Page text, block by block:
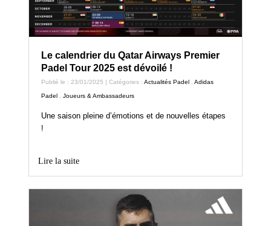
Le calendrier du Qatar Airways Premier
Padel Tour 2025 est dévoilé !
Publié le : 23/01/2025 | Catégories :Actualités Padel ,Adidas
Padel ,Joueurs & Ambassadeurs
Une saison pleine d’émotions et de nouvelles étapes
!
Lire la suite